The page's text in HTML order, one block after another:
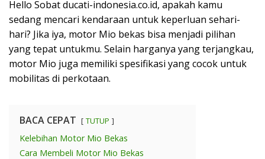
Hello Sobat ducati-indonesia.co.id, apakah kamu
sedang mencari kendaraan untuk keperluan sehari-
hari? Jika iya, motor Mio bekas bisa menjadi pilihan
yang tepat untukmu. Selain harganya yang terjangkau,
motor Mio juga memiliki spesifikasi yang cocok untuk
mobilitas di perkotaan.
BACA CEPAT TUTUP
Kelebihan Motor Mio Bekas
Cara Membeli Motor Mio Bekas